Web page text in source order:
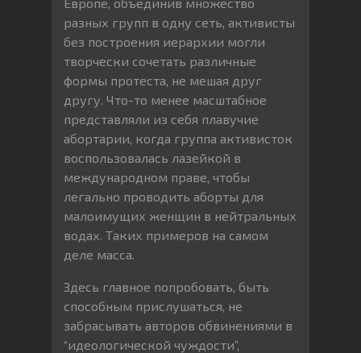
разных групп в одну сеть, активисты
без построения иерархии могли
творчески сочетать различные
формы протеста, не мешая друг
другу. Что-то менее масштабное
представляли из себя плавучие
абортарии, когда группа активисток
воспользовалась лазейкой в
международном праве, чтобы
легально проводить аборты для
малоимущих женщин в нейтральных
водах. Таких примеров на самом
деле масса.
Здесь главное попробовать, быть
способным прислушаться, не
забрасывать авторов обвинениями в
“идеологической чуждости”,